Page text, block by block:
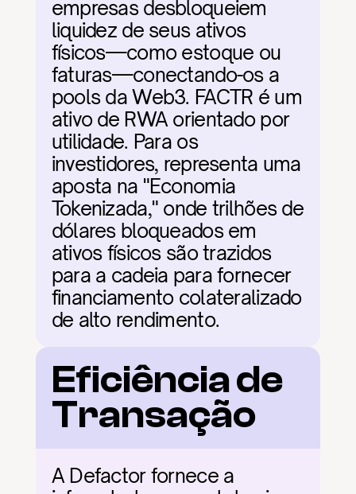
empresas desbloqueiem
liquidez de seus ativos
físicos—como estoque ou
faturas—conectando-os a
pools da Web3. FACTR é um
ativo de RWA orientado por
utilidade. Para os
investidores, representa uma
aposta na "Economia
Tokenizada," onde trilhões de
dólares bloqueados em
ativos físicos são trazidos
para a cadeia para fornecer
financiamento colateralizado
de alto rendimento.
Eficiência de
Transação
A Defactor fornece a